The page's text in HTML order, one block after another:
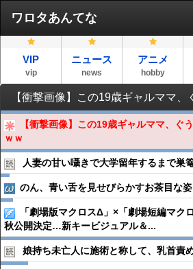
ワロタあんてな
VIP
vip
ニュース
news
アニメ
hobby
【衝撃画像】この19歳ギャルママ、ぐ
ｗｗ
人妻の甘い囁きで大学留年するまで巣
のん、青い舌を見せびらかすお茶目な
「劇場版マクロスΔ」×「劇場短編マク
秋公開決定…新キービジュアル＆...
娘持ち未亡人に施術と称して、乳首